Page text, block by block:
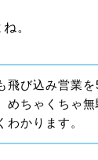
。
飛び込み営業
めちゃくちゃ
わかります。